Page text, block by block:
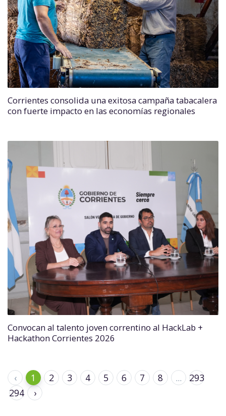
Corrientes consolida una exitosa campaña tabacalera
con fuerte impacto en las economías regionales
Convocan al talento joven correntino al HackLab +
Hackathon Corrientes 2026
‹ 1 2 3 4 5 6 7 8 ...
293
294
›